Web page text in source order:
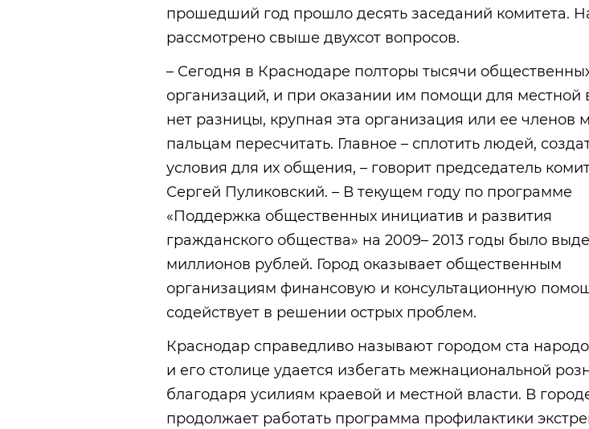
прошедший год прошло десять заседаний комитета.
рассмотрено свыше двухсот вопросов.
– Сегодня в Краснодаре полторы тысячи
организаций, и при оказании им помощи для местной
нет разницы, крупная эта организация или ее членов
пальцам пересчитать. Главное – сплотить людей,
условия для их общения, – говорит председатель
Сергей Пуликовский. – В текущем году по программе
«Поддержка общественных инициатив и развития
гражданского общества» на 2009– 2013 годы было
миллионов рублей. Город оказывает общественным
организациям финансовую и консультационную
содействует в решении острых проблем.
Краснодар справедливо называют городом ста
и его столице удается избегать межнациональной
благодаря усилиям краевой и местной власти. В
продолжает работать программа профилактики